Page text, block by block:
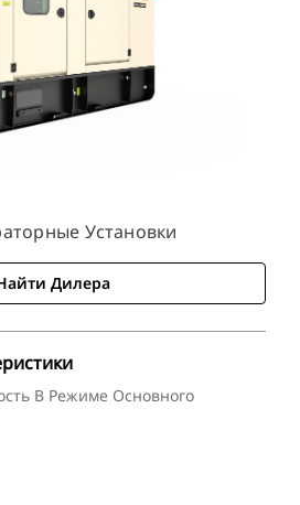
Установки
Дилера
В Режиме Основного